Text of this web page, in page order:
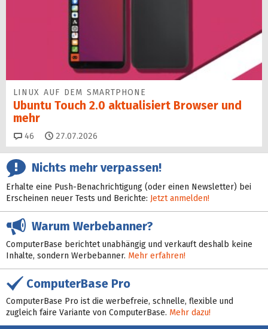
LINUX AUF DEM SMARTPHONE
Ubuntu Touch 2.0 aktualisiert Browser und
mehr
46 Kommentare
27.07.2026
Nichts mehr verpassen!
Erhalte eine Push-Benachrichtigung (oder einen Newsletter) bei
Erscheinen neuer Tests und Berichte: Jetzt anmelden!
Warum Werbebanner?
ComputerBase berichtet unabhängig und verkauft deshalb keine
Inhalte, sondern Werbebanner. Mehr erfahren!
ComputerBase Pro
ComputerBase Pro ist die werbefreie, schnelle, flexible und
zugleich faire Variante von ComputerBase. Mehr dazu!